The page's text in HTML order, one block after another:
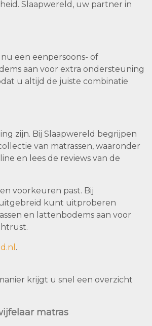
Slaapwereld, uw partner in
een eenpersoons- of
aan voor extra ondersteuning
u altijd de juiste combinatie
zijn. Bij Slaapwereld begrijpen
van matrassen, waaronder
en lees de reviews van de
voorkeuren past. Bij
uitgebreid kunt uitproberen
en lattenbodems aan voor
.
krijgt u snel een overzicht
matras